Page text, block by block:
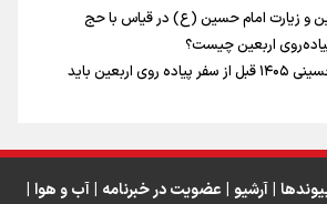
و زیارت امام حسین (ع) در قیاس با حج
اربعین چیست؟
آنچه که زائران اربعین حسینی ۱۴۰۵ قبل از سفر پیاده روی اربعین باید
| آرشیو | عضویت در خبرنامه | آب و هوا |